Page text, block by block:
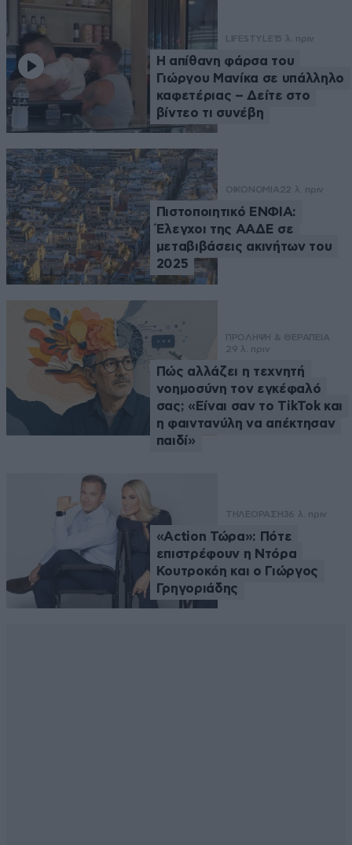
LIFESTYLE 15 λ. πριν
Η απίθανη φάρσα του
Γιώργου Μανίκα σε υπάλληλο
καφετέριας – Δείτε στο
βίντεο τι συνέβη
ΟΙΚΟΝΟΜΙΑ22 λ. πριν
Πιστοποιητικό ΕΝΦΙΑ:
Έλεγχοι της ΑΑΔΕ σε
μεταβιβάσεις ακινήτων του
2025
ΠΡΟΛΗΨΗ & ΘΕΡΑΠΕΙΑ
29 λ. πριν
Πώς αλλάζει η τεχνητή
νοημοσύνη τον εγκέφαλό
σας; «Είναι σαν το TikTok και
η φαιντανύλη να απέκτησαν
παιδί»
ΤΗΛΕΟΡΑΣΗ36 λ. πριν
«Action Τώρα»: Πότε
επιστρέφουν η Ντόρα
Κουτροκόη και ο Γιώργος
Γρηγοριάδης